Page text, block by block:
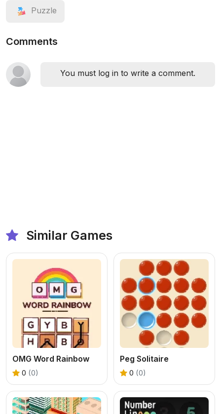
Puzzle
Comments
You must log in to write a comment.
Similar Games
OMG Word Rainbow
0 (0)
Peg Solitaire
0 (0)